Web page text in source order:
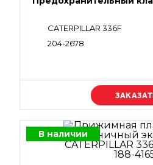
CATERPILLAR 336F
204-2678
Уточняйте
В наличии